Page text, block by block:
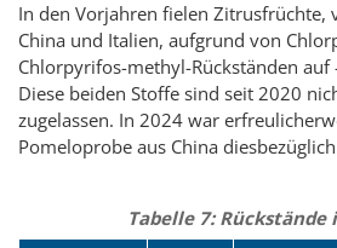
In den Vorjahren fielen Zitrusfrüchte,
China und Italien, aufgrund von
Chlorpyrifos-methyl-Rückständen auf
Diese beiden Stoffe sind seit 2020
zugelassen. In 2024 war
Pomeloprobe aus China
Tabelle 7: